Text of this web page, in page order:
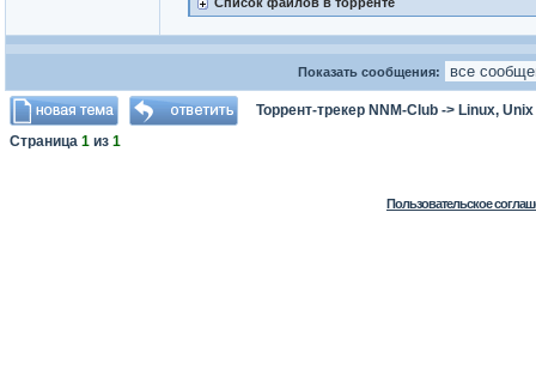
Показать сообщения:
Торрент-трекер NNM-Club -> Linux,
Страница 1 из 1
Пользовательское